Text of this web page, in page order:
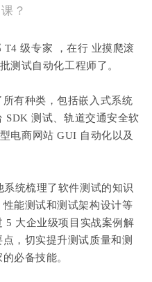
？
T4 级专家 ，在行 业摸爬滚
测试自动化工程师了。
有种类，包括嵌入式系统
SDK 测试、轨道交通安全软
电商网站 GUI 自动化以及
统梳理了软件测试的知识
能测试和测试架构设计等
5 大企业级项目实战案例解
，切实提升测试质量和测
必备技能。